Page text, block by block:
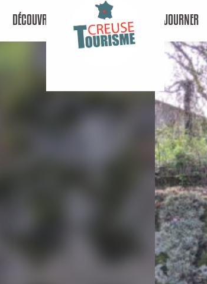
DÉCOUVRIR SÉJOURNER